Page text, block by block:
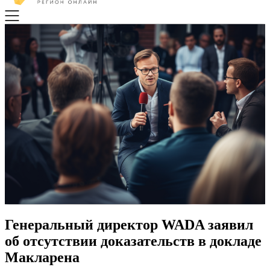
Генеральный директор WADA заявил
об отсутствии доказательств в докладе
Макларена